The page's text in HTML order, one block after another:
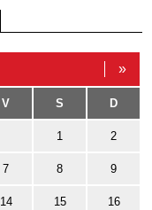
»
V S D
1 2
7 8 9
14 15 16